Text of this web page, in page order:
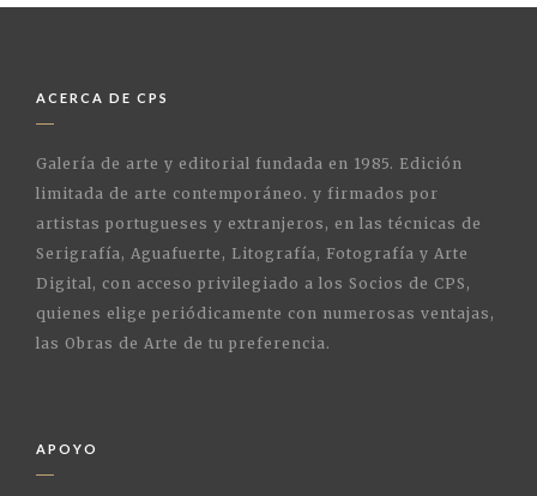
ACERCA DE CPS
Galería de arte y editorial fundada en 1985. Edición
limitada de arte contemporáneo. y firmados por
artistas portugueses y extranjeros, en las técnicas de
Serigrafía, Aguafuerte, Litografía, Fotografía y Arte
Digital, con acceso privilegiado a los Socios de CPS,
quienes elige periódicamente con numerosas ventajas,
las Obras de Arte de tu preferencia.
APOYO